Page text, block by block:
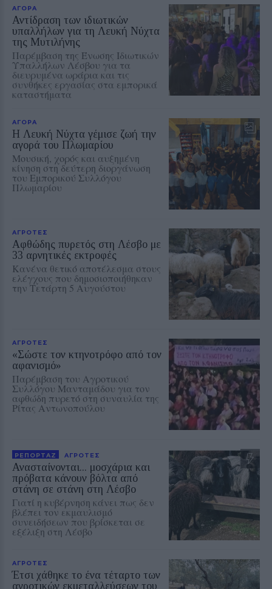
ΑΓΟΡΑ
Αντίδραση των ιδιωτικών
υπαλλήλων για τη Λευκή Νύχτα
της Μυτιλήνης
Παρέμβαση της Ένωσης Ιδιωτικών
Υπαλλήλων Λέσβου για τα
διευρυμένα ωράρια και τις
συνθήκες εργασίας στα εμπορικά
καταστήματα
ΑΓΟΡΑ
Η Λευκή Νύχτα γέμισε ζωή την
αγορά του Πλωμαρίου
Μουσική, χορός και αυξημένη
κίνηση στη δεύτερη διοργάνωση
του Εμπορικού Συλλόγου
Πλωμαρίου
ΑΓΡΟΤΕΣ
Αφθώδης πυρετός στη Λέσβο με
33 αρνητικές εκτροφές
Κανένα θετικό αποτέλεσμα στους
ελέγχους που δημοσιοποιήθηκαν
την Τετάρτη 5 Αυγούστου
ΑΓΡΟΤΕΣ
«Σώστε τον κτηνοτρόφο από τον
αφανισμό»
Παρέμβαση του Αγροτικού
Συλλόγου Μανταμάδου για τον
αφθώδη πυρετό στη συναυλία της
Ρίτας Αντωνοπούλου
ΡΕΠΟΡΤΑΖ ΑΓΡΟΤΕΣ
Ανασταίνονται... μοσχάρια και
πρόβατα κάνουν βόλτα από
στάνη σε στάνη στη Λέσβο
Γιατί η κυβέρνηση κάνει πως δεν
βλέπει τον εκμαυλισμό
συνειδήσεων που βρίσκεται σε
εξέλιξη στη Λέσβο
ΑΓΡΟΤΕΣ
Έτσι χάθηκε το ένα τέταρτο των
αγροτικών εκμεταλλεύσεων του